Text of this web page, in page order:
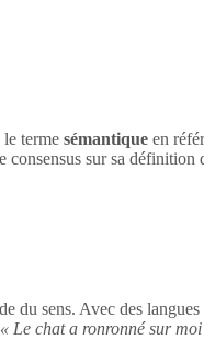
terme sémantique en
sur sa
du sens. Avec des
« Le chat a ronronné sur